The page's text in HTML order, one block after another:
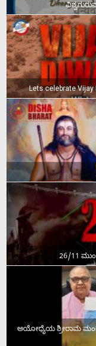
Lets celebrate Vijay
26/11
ಅಯೋಧ್ಯೆಯ ಶ್ರೀರಾಮ